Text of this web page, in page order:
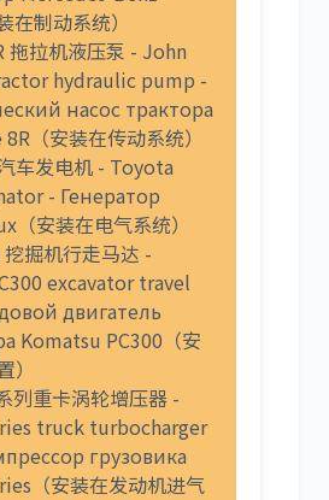
制动系统）
拖拉机液压泵 - John
hydraulic pump -
насос трактора
（安装在传动系统）
车发电机 - Toyota
- Генератор
安装在电气系统）
掘机行走马达 -
excavator travel
двигатель
Komatsu PC300（安
列重卡涡轮增压器 -
truck turbocharger
грузовика
（安装在发动机进气